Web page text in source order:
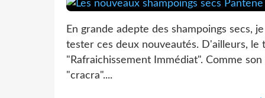
En grande adepte des shampoings secs,
tester ces deux nouveautés. D'ailleurs,
"Rafraichissement Immédiat". Comme
"cracra"....